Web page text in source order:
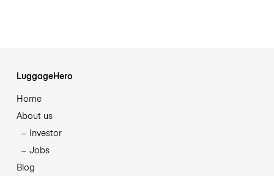
LuggageHero
Home
About us
Investor
Jobs
Blog